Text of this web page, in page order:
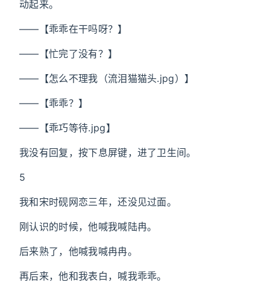
动起来。
——【乖乖在干吗呀？】
——【忙完了没有？】
——【怎么不理我（流泪猫猫头.jpg）】
——【乖乖？】
——【乖巧等待.jpg】
我没有回复，按下息屏键，进了卫生间。
5
我和宋时砚网恋三年，还没见过面。
刚认识的时候，他喊我喊陆冉。
后来熟了，他喊我喊冉冉。
再后来，他和我表白，喊我乖乖。